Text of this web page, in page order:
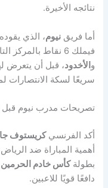
نتائجه الأخيرة.
أما فريقنيوم، الذي
فيملك 6 نقاط بالمركز التاسع، بعدما حقق انتصارين على
و الأخدود، قبل أن يتعرض
سريعًا لسكة الانتصارات
تصريحات مدرب نيوم قبل
أكد الفرنسيكريستوف
أهمية المباراة ضد
بطولةكأس خادم الحرمين
دافعًا قويًا للاعبين.